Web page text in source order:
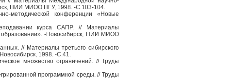
НИИ МИОО НГУ, 1998. -С.103-104.
методической конференции «Новые
курса САПР. // Материалы
образовании». -Новосибирск, НИИ МИОО
// Материалы третьего сибирского
1998. -С.41.
множество ограничений. // Труды
программной среды. // Труды